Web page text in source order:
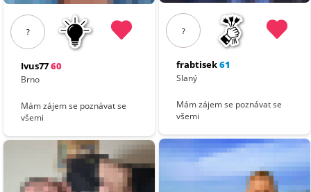
?
Ivus7760
Brno
Mám zájem se poznávat se
všemi
?
frabtisek61
Slaný
Mám zájem se poznávat se
všemi